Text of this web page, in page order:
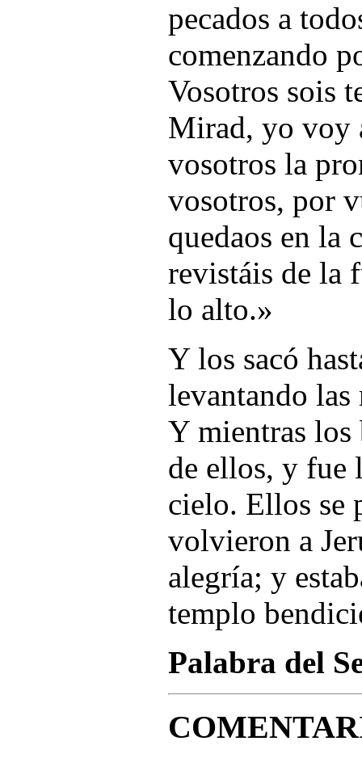
pecados a
comenzando
Vosotros sois
Mirad, yo voy
vosotros la
vosotros, por
quedaos en la
revistáis de la
lo alto.»
Y los sacó
levantando
Y mientras los
de ellos, y fue
cielo. Ellos se
volvieron a
alegría; y
templo
Palabra del